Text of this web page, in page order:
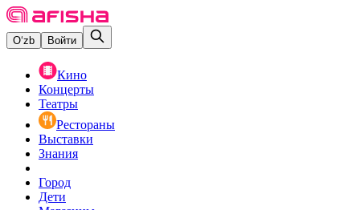
O‘zb Войти
Кино
Концерты
Театры
Рестораны
Выставки
Знания
Город
Дети